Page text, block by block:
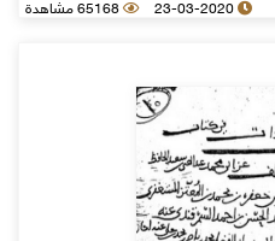
23-03-2020 65168 مشاهدة